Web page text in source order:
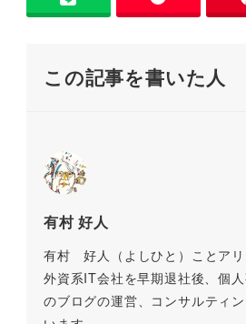
o
k
この記事を書いた人
有村 好人
有村 好人（よしひと）ことアリ
外資系IT会社を早期退社後、個
のブログの運営、コンサルティ